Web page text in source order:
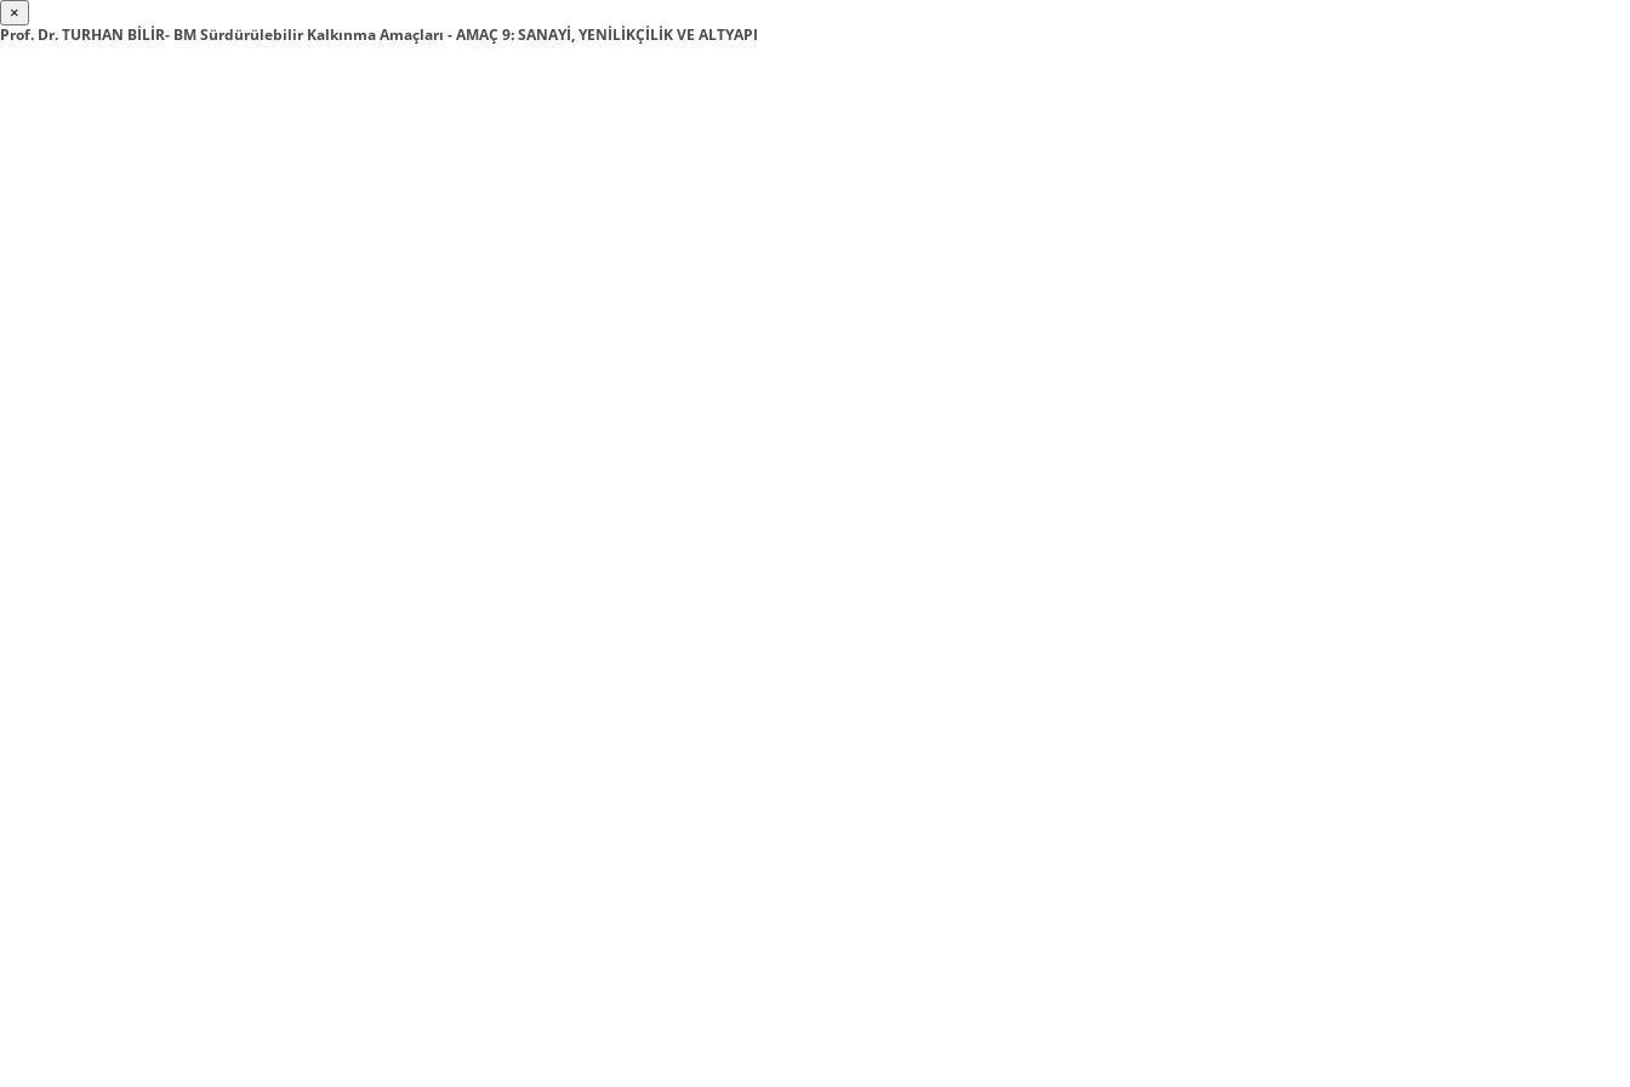
×
Prof. Dr. TURHAN BİLİR- BM Sürdürülebilir Kalkınma Amaçları - AMAÇ 9: SANAYİ, YENİLİKÇİLİK VE ALTYAPI